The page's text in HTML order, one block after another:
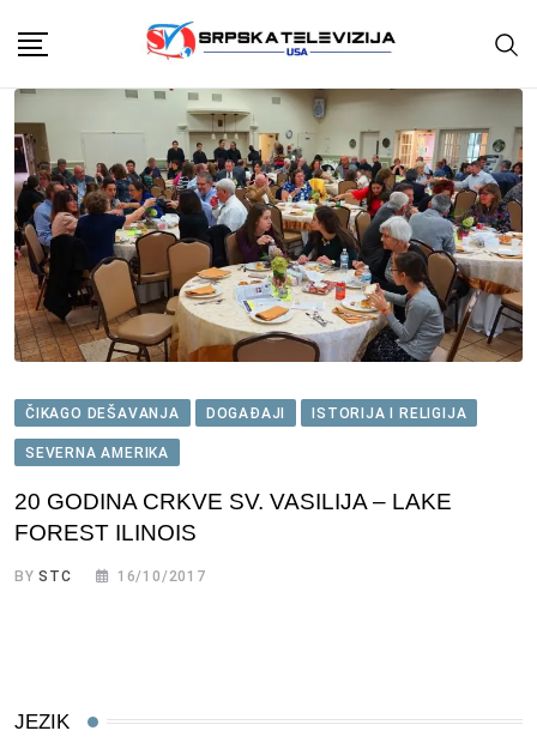
content
ČIKAGO DEŠAVANJA DOGAĐAJI ISTORIJA I RELIGIJA
SEVERNA AMERIKA
20 GODINA CRKVE SV. VASILIJA – LAKE
FOREST ILINOIS
BYSTC 16/10/2017
JEZIK